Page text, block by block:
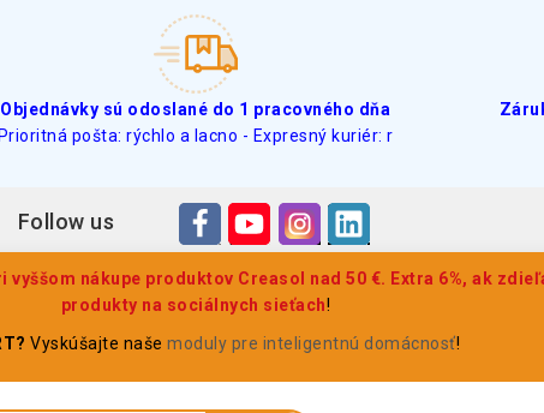
Objednávky sú odoslané do 1 pracovného dňa
Prioritná pošta: rýchlo a lacno - Expresný kuriér: r
Follow us
vyššom nákupe produktov Creasol nad 50 €. Extra 6%, ak
produkty na sociálnych sieťach!
Vyskúšajte naše moduly pre inteligentnú domácnosť!